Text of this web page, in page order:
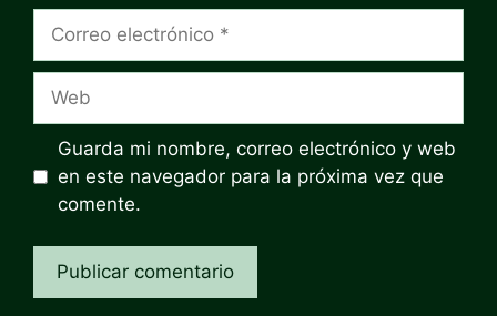
electrónico
Guarda mi nombre, correo electrónico y web
en este navegador para la próxima vez que
comente.